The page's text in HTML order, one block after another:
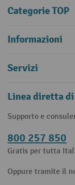
Categorie TOP
Informazioni
Servizi
Linea diretta
Supporto e
800 257 850
Gratis per tutta
Oppure tramite il